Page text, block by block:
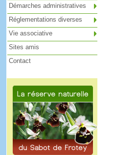
Démarches administratives
Réglementations diverses
Vie associative
Sites amis
Contact